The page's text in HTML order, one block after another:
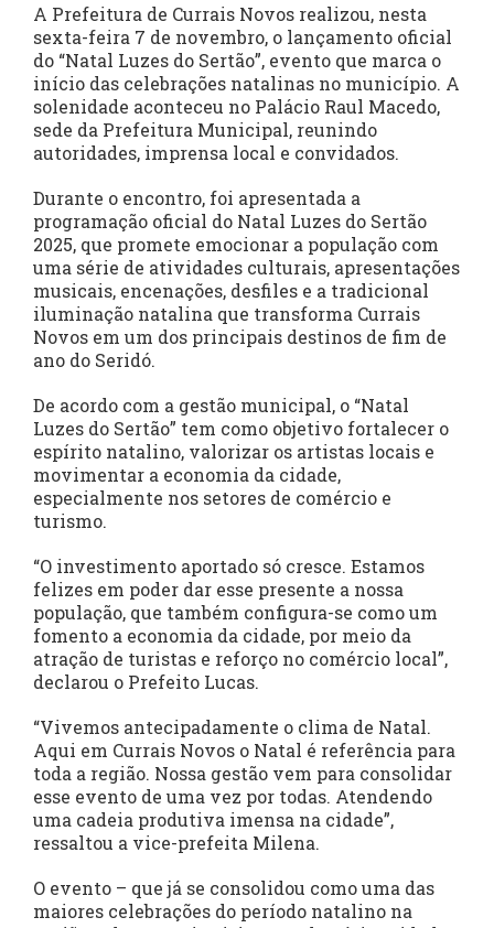
A Prefeitura de Currais Novos realizou, nesta
sexta-feira 7 de novembro, o lançamento oficial
do “Natal Luzes do Sertão”, evento que marca o
início das celebrações natalinas no município. A
solenidade aconteceu no Palácio Raul Macedo,
sede da Prefeitura Municipal, reunindo
autoridades, imprensa local e convidados.
Durante o encontro, foi apresentada a
programação oficial do Natal Luzes do Sertão
2025, que promete emocionar a população com
uma série de atividades culturais, apresentações
musicais, encenações, desfiles e a tradicional
iluminação natalina que transforma Currais
Novos em um dos principais destinos de fim de
ano do Seridó.
De acordo com a gestão municipal, o “Natal
Luzes do Sertão” tem como objetivo fortalecer o
espírito natalino, valorizar os artistas locais e
movimentar a economia da cidade,
especialmente nos setores de comércio e
turismo.
“O investimento aportado só cresce. Estamos
felizes em poder dar esse presente a nossa
população, que também configura-se como um
fomento a economia da cidade, por meio da
atração de turistas e reforço no comércio local”,
declarou o Prefeito Lucas.
“Vivemos antecipadamente o clima de Natal.
Aqui em Currais Novos o Natal é referência para
toda a região. Nossa gestão vem para consolidar
esse evento de uma vez por todas. Atendendo
uma cadeia produtiva imensa na cidade”,
ressaltou a vice-prefeita Milena.
O evento – que já se consolidou como uma das
maiores celebrações do período natalino na